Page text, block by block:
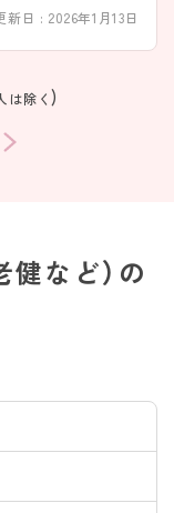
新日 : 2026年1月13日
は除く )
健など）の